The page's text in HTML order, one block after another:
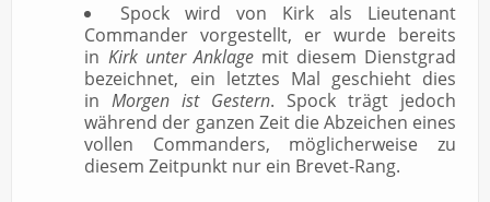
Spock wird von Kirk als Lieutenant
Commander vorgestellt, er wurde bereits
in Kirk unter Anklagemit diesem Dienstgrad
bezeichnet, ein letztes Mal geschieht dies
inMorgen ist Gestern. Spock trägt jedoch
während der ganzen Zeit die Abzeichen eines
vollen Commanders, möglicherweise zu
diesem Zeitpunkt nur ein Brevet-Rang.